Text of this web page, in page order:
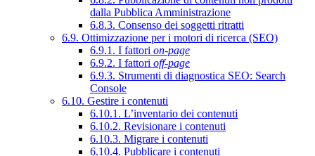
dalla Pubblica Amministrazione
6.8.3. Consenso dei soggetti ritratti
6.9. Ottimizzazione per i motori di ricerca (SEO)
6.9.1. I fattori on-page
6.9.2. I fattori off-page
6.9.3. Strumenti di diagnostica SEO: Search
Console
6.10. Gestire i contenuti
6.10.1. L’inventario dei contenuti
6.10.2. Revisionare i contenuti
6.10.3. Migrare i contenuti
6.10.4. Pubblicare i contenuti